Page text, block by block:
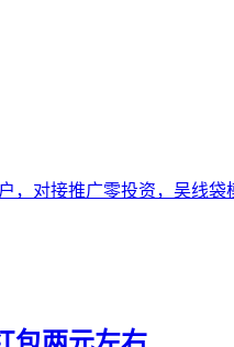
对接推广零投资，吴线